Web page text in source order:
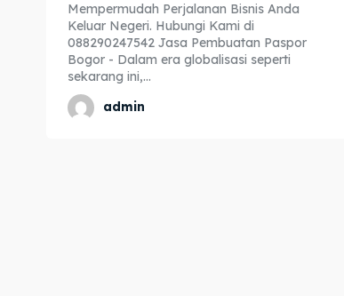
Mempermudah Perjalanan Bisnis Anda
Keluar Negeri. Hubungi Kami di
088290247542 Jasa Pembuatan Paspor
Bogor - Dalam era globalisasi seperti
sekarang ini,...
admin